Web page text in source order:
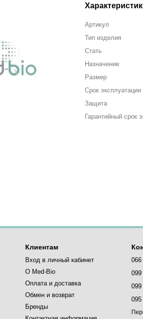
Артикул
Тип изделия
Стать
Назначение
Размер
Срок эксплуатации
Защита
Гарантийный срок
Клиентам
Вход в личный кабинет
О Med-Bio
Оплата и доставка
Обмен и возврат
Бренды
066
099
099
095